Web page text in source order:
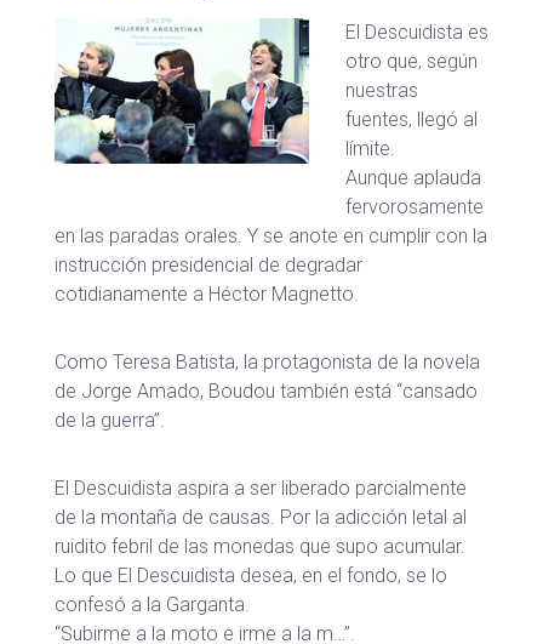
El Descuidista es
otro que, según
nuestras
fuentes, llegó al
límite.
Aunque aplauda
fervorosamente
en las paradas orales. Y se anote en cumplir con la
instrucción presidencial de degradar
cotidianamente a Héctor Magnetto.
Como Teresa Batista, la protagonista de la novela
de Jorge Amado, Boudou también está “cansado
de la guerra”.
El Descuidista aspira a ser liberado parcialmente
de la montaña de causas. Por la adicción letal al
ruidito febril de las monedas que supo acumular.
Lo que El Descuidista desea, en el fondo, se lo
confesó a la Garganta.
“Subirme a la moto e irme a la m…”.